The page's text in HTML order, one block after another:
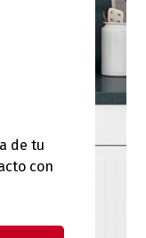
de tu
con